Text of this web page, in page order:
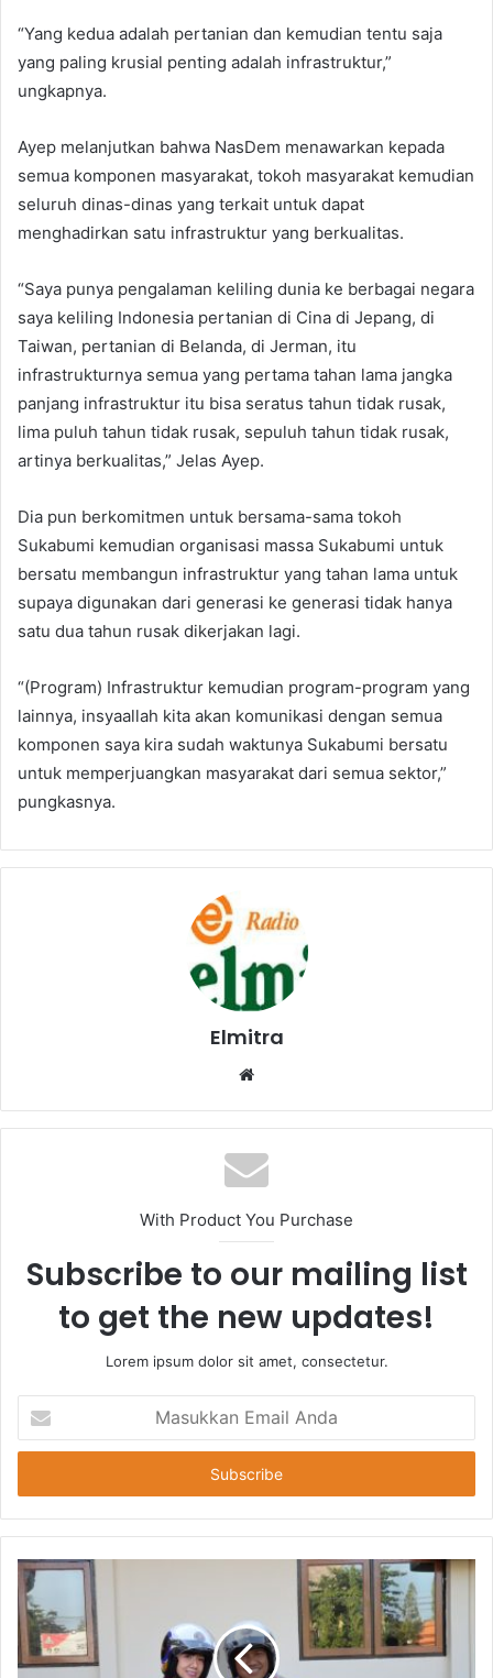
“Yang kedua adalah pertanian dan kemudian tentu saja
yang paling krusial penting adalah infrastruktur,”
ungkapnya.
Ayep melanjutkan bahwa NasDem menawarkan kepada
semua komponen masyarakat, tokoh masyarakat kemudian
seluruh dinas-dinas yang terkait untuk dapat
menghadirkan satu infrastruktur yang berkualitas.
“Saya punya pengalaman keliling dunia ke berbagai negara
saya keliling Indonesia pertanian di Cina di Jepang, di
Taiwan, pertanian di Belanda, di Jerman, itu
infrastrukturnya semua yang pertama tahan lama jangka
panjang infrastruktur itu bisa seratus tahun tidak rusak,
lima puluh tahun tidak rusak, sepuluh tahun tidak rusak,
artinya berkualitas,” Jelas Ayep.
Dia pun berkomitmen untuk bersama-sama tokoh
Sukabumi kemudian organisasi massa Sukabumi untuk
bersatu membangun infrastruktur yang tahan lama untuk
supaya digunakan dari generasi ke generasi tidak hanya
satu dua tahun rusak dikerjakan lagi.
“(Program) Infrastruktur kemudian program-program yang
lainnya, insyaallah kita akan komunikasi dengan semua
komponen saya kira sudah waktunya Sukabumi bersatu
untuk memperjuangkan masyarakat dari semua sektor,”
pungkasnya.
Elmitra
Website
With Product You Purchase
Subscribe to our mailing list
to get the new updates!
Lorem ipsum dolor sit amet, consectetur.
Email
Anda